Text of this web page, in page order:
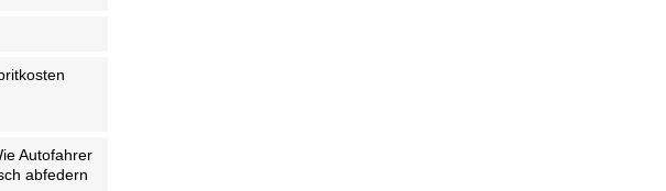
Autofahrer
abfedern